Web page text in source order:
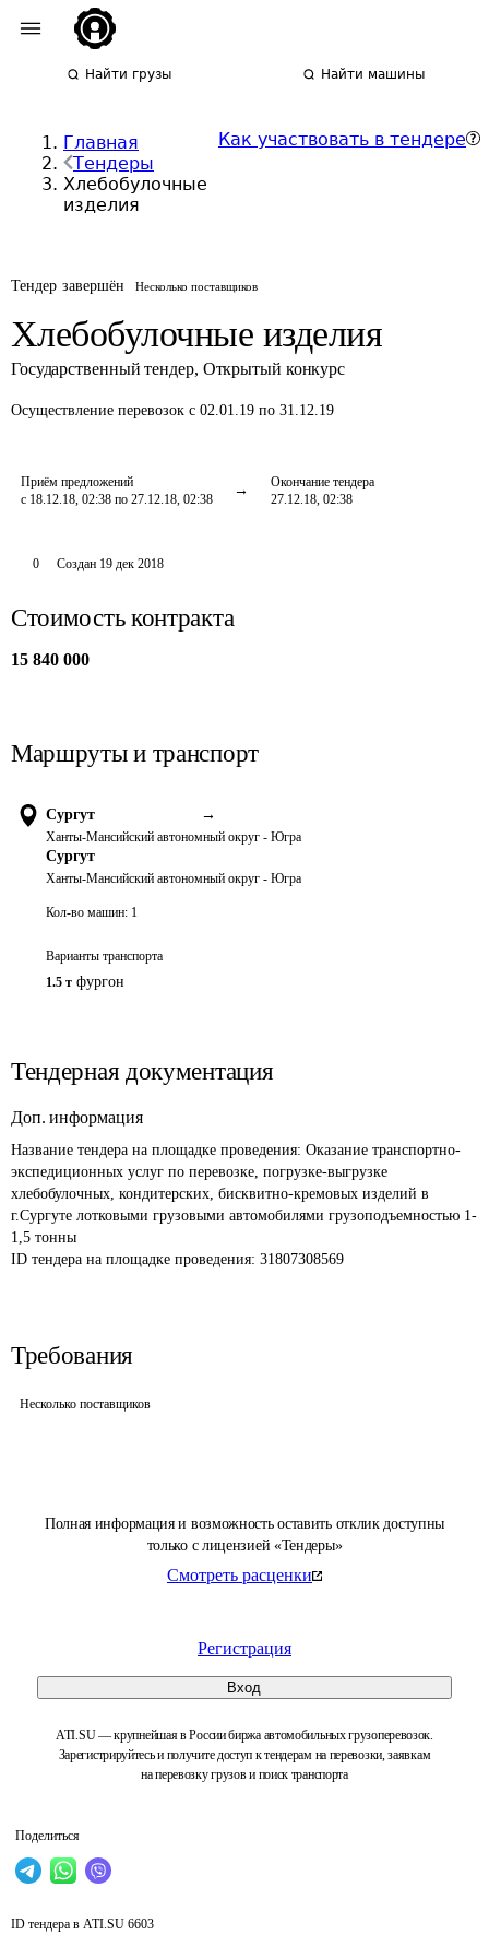
Найти грузы Найти машины
Главная
Тендеры
Хлебобулочные
изделия
Как участвовать в тендере
Тендер завершён Несколько поставщиков
Хлебобулочные изделия
Государственный тендер, Открытый конкурс
Осуществление перевозок с 02.01.19 по 31.12.19
Приём предложений
с 18.12.18, 02:38 по 27.12.18, 02:38
Окончание тендера
27.12.18, 02:38
Полная информация и возможность оставить отклик доступны
только с лицензией «Тендеры»
Смотреть расценки
Регистрация
Вход
ATI.SU — крупнейшая в России биржа автомобильных грузоперевозок.
Зарегистрируйтесь и получите доступ к тендерам на перевозки, заявкам
на перевозку грузов и поиск транспорта
Поделиться
0 Создан 19 дек 2018
Стоимость контракта
15 840 000
Маршруты и транспорт
Сургут →
Ханты-Мансийский автономный округ - Югра
Сургут
Ханты-Мансийский автономный округ - Югра
Кол-во машин: 1
Варианты транспорта
1.5 т фургон
Тендерная документация
Доп. информация
Название тендера на площадке проведения: Оказание транспортно-
экспедиционных услуг по перевозке, погрузке-выгрузке
хлебобулочных, кондитерских, бисквитно-кремовых изделий в
г.Сургуте лотковыми грузовыми автомобилями грузоподъемностью 1-
1,5 тонны
ID тендера на площадке проведения: 31807308569
Требования
Несколько поставщиков
ID тендера в ATI.SU 6603